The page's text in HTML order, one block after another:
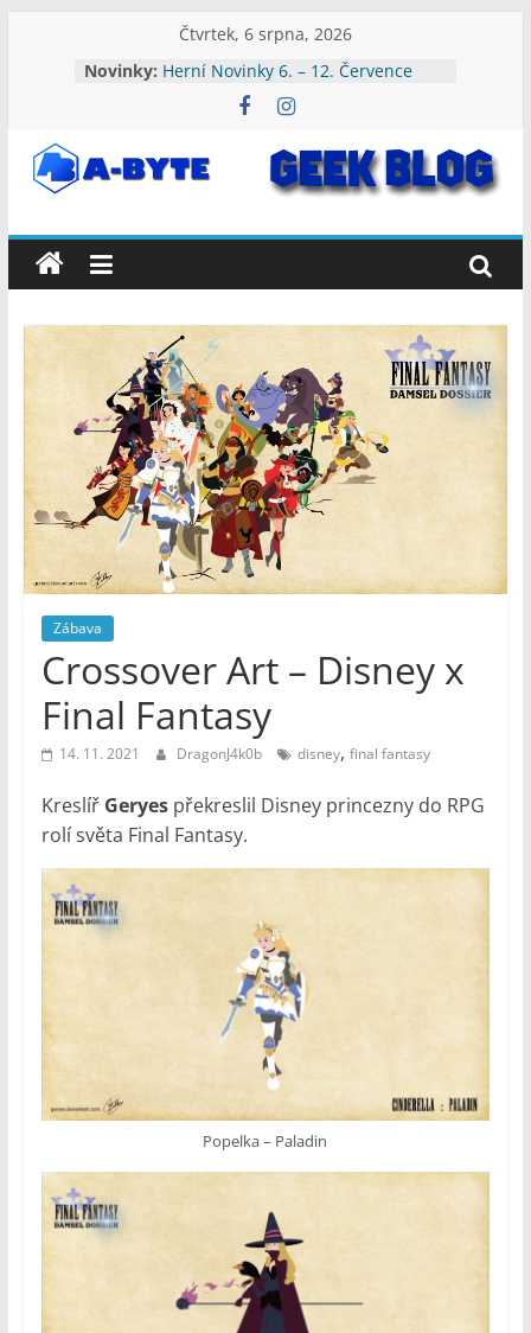
Čtvrtek, 6 srpna, 2026
Novinky: Herní Novinky 6. – 12. Července
Herní Novinky 3. – 9. Srpna 2026
Srpna 2026
Herní Novinky 20. – 26. Července
Herní Novinky 13. – 19. Července
A-
Byte:
Geek
Blog
A-
Byte
Blog
–
Geek
Noviny
Zábava
Crossover Art – Disney x
Final Fantasy
14. 11. 2021 DragonJ4k0b disney, final fantasy
Kreslíř Geryes překreslil Disney princezny do RPG
rolí světa Final Fantasy.
Popelka – Paladin